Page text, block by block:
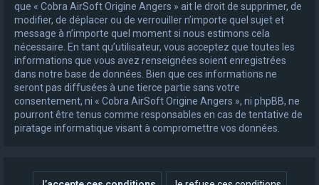
que « Cobra AirSoft Origine Angers » ait le droit de supprimer, de
modifier, de déplacer ou de verrouiller n’importe quel sujet et
message à n’importe quel moment si nous estimons cela
nécessaire. En tant qu’utilisateur, vous acceptez que toutes les
informations que vous avez renseignées soient enregistrées
dans notre base de données. Bien que ces informations ne
seront pas diffusées à une tierce partie sans votre
consentement, ni « Cobra AirSoft Origine Angers », ni phpBB, ne
pourront être tenus comme responsables en cas de tentative de
piratage informatique visant à compromettre vos données.